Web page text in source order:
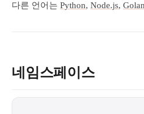
다른 언어는 Python, Node.js,
네임스페이스